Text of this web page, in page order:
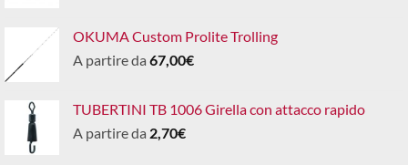
OKUMA Custom Prolite Trolling
A partire da 67,00€
TUBERTINI TB 1006 Girella con attacco rapido
A partire da 2,70€